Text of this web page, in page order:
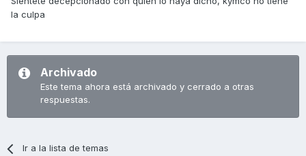
la culpa
Archivado
Este tema ahora está archivado y cerrado a otras
respuestas.
Ir a la lista de temas